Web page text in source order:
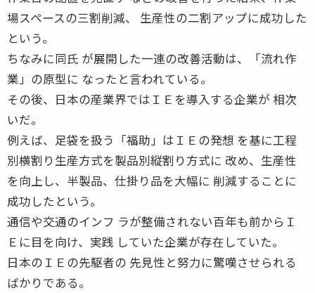
場スペースの三割削減、 生産性の二割アップに成功した
という。
ちなみに同氏 が展開した一連の改善活動は、「流れ作
業」の原型に なったと言われている。
その後、日本の産業界ではＩＥを導入する企業が 相次
いだ。
例えば、足袋を扱う「福助」はＩＥの発想 を基に工程
別横割り生産方式を製品別縦割り方式に 改め、生産性
を向上し、半製品、仕掛り品を大幅に 削減することに
成功したという。
通信や交通のインフ ラが整備されない百年も前からＩ
Ｅに目を向け、実践 していた企業が存在していた。
日本のＩＥの先駆者の 先見性と努力に驚嘆させられる
ばかりである。